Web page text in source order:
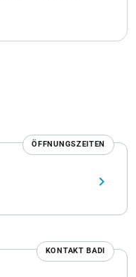
ÖFFNUNGSZEITEN
keyboard_arrow_right
KONTAKT BADI